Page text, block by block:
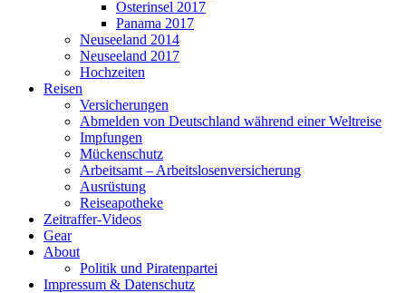
Osterinsel 2017
Panama 2017
Neuseeland 2014
Neuseeland 2017
Hochzeiten
Reisen
Versicherungen
Abmelden von Deutschland während einer Weltreise
Impfungen
Mückenschutz
Arbeitsamt – Arbeitslosenversicherung
Ausrüstung
Reiseapotheke
Zeitraffer-Videos
Gear
About
Politik und Piratenpartei
Impressum & Datenschutz